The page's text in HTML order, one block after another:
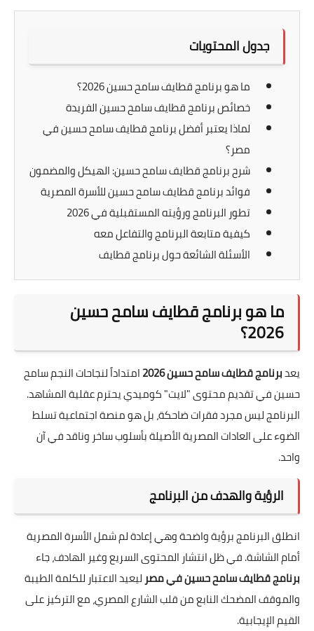
جدول المحتويات
ما هو برنامج قطايف سامح حسين 2026؟
خصائص برنامج قطايف سامح حسين الفريدة
لماذا يعتبر أفضل برنامج قطايف سامح حسين في
مصر؟
شرح برنامج قطايف سامح حسين: الهيكل والمضمون
فوائد برنامج قطايف سامح حسين للأسرة المصرية
تطور البرنامج ورؤيته المستقبلية في 2026
كيفية متابعة البرنامج والتفاعل معه
الأسئلة الشائعة حول برنامج قطايف
ما هو برنامج قطايف سامح حسين
2026؟
يعدبرنامج قطايف سامح حسين 2026
امتداداً لنجاحات النجم سامح
حسين في تقديم محتوى "لايت" كوميدي يحترم عقلية المشاهد.
البرنامج ليس مجرد فقرات ضاحكة، بل هو منصة اجتماعية تسلط
الضوء على العادات المصرية الأصيلة بأسلوب ساخر وناقد في آن
واحد.
الرؤية والهدف من البرنامج
انطلق البرنامج برؤية واضحة وهي إعادة لم شمل الأسرة المصرية
أمام الشاشة. في ظل انتشار المحتوى السريع وغير الهادف، جاء
برنامج قطايف سامح حسين في مصرليعيد الاعتبار للكلمة الطيبة
والموقف المضحك النابع من قلب الشارع المصري، مع التركيز على
القيم الإيجابية.